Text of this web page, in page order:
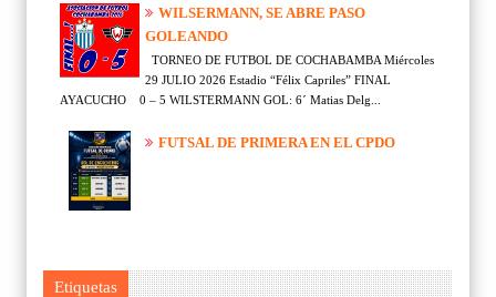
WILSERMANN, SE ABRE PASO
GOLEANDO
TORNEO DE FUTBOL DE COCHABAMBA Miércoles
29 JULIO 2026 Estadio “Félix Capriles” FINAL
AYACUCHO 0 – 5 WILSTERMANN GOL: 6´ Matias Delg...
FUTSAL DE PRIMERA EN EL CPDO
Etiquetas